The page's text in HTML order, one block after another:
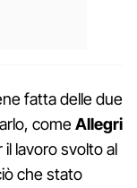
fatta delle due
comeAllegri
lavoro svolto al
che stato